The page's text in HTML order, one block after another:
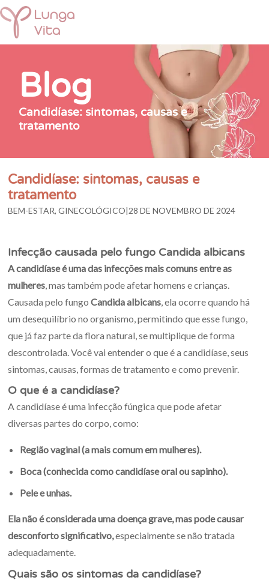
Blog
Candidíase: sintomas, causas e
tratamento
Candidíase: sintomas, causas e
tratamento
BEM-ESTAR,GINECOLÓGICO 28 DE NOVEMBRO DE 2024
Infecção causada pelo fungo Candida albicans
A candidíase é uma das infecções mais comuns entre as
mulheres, mas também pode afetar homens e crianças.
Causada pelo fungoCandida albicans, ela ocorre quando há
um desequilíbrio no organismo, permitindo que esse fungo,
que já faz parte da flora natural, se multiplique de forma
descontrolada. Você vai entender o que é a candidíase, seus
sintomas, causas, formas de tratamento e como prevenir.
O que é a candidíase?
A candidíase é uma infecção fúngica que pode afetar
diversas partes do corpo, como:
Região vaginal (a mais comum em mulheres).
Boca (conhecida como candidíase oral ou sapinho).
Pele e unhas.
Ela não é considerada uma doença grave, mas pode causar
desconforto significativo,especialmente se não tratada
adequadamente.
Quais são os sintomas da candidíase?